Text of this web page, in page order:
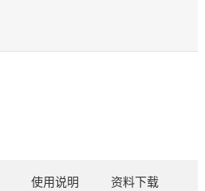
使用说明 资料下载